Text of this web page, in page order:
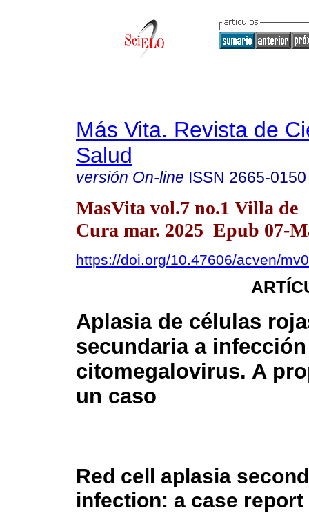
Más Vita. Revista de
Salud
versión On-line ISSN 2665-0150
MasVita vol.7 no.1 Villa de
Cura mar. 2025 Epub 07-
https://doi.org/10.47606/acven/
Aplasia de células
secundaria a
citomegalovirus. A
un caso
Red cell aplasia
infection: a case report